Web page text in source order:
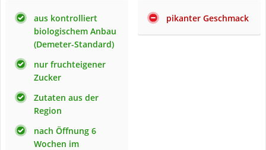
aus kontrolliert
biologischem Anbau
(Demeter-Standard)
nur fruchteigener
Zucker
Zutaten aus der
Region
nach Öffnung 6
Wochen im
pikanter Geschmack